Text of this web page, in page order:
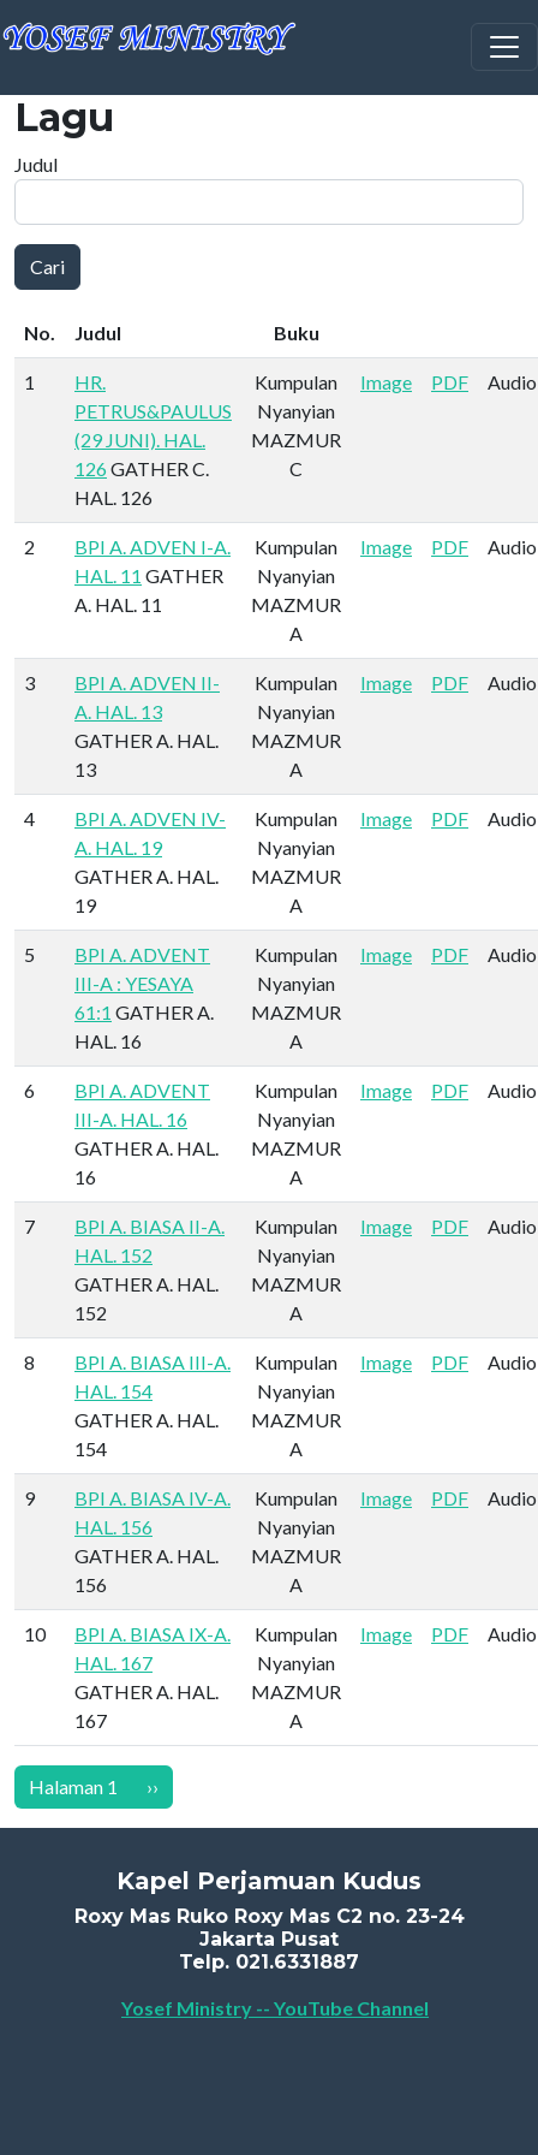
Lompat ke isi utama
Lagu
Judul
Cari
No. Judul Buku
1
HR.
PETRUS&PAULUS
(29 JUNI). HAL.
126GATHER C.
HAL. 126
Kumpulan
Nyanyian
MAZMUR
C
Image PDF Audio
2
BPI A. ADVEN I-A.
HAL. 11 GATHER
A. HAL. 11
Kumpulan
Nyanyian
MAZMUR
A
Image PDF Audio
3
BPI A. ADVEN II-
A. HAL. 13
GATHER A. HAL.
13
Kumpulan
Nyanyian
MAZMUR
A
Image PDF Audio
4
BPI A. ADVEN IV-
A. HAL. 19
GATHER A. HAL.
19
Kumpulan
Nyanyian
MAZMUR
A
Image PDF Audio
5
BPI A. ADVENT
III-A : YESAYA
61:1 GATHER A.
HAL. 16
Kumpulan
Nyanyian
MAZMUR
A
Image PDF Audio
6
BPI A. ADVENT
III-A. HAL. 16
GATHER A. HAL.
16
Kumpulan
Nyanyian
MAZMUR
A
Image PDF Audio
7
BPI A. BIASA II-A.
HAL. 152
GATHER A. HAL.
152
Kumpulan
Nyanyian
MAZMUR
A
Image PDF Audio
8
BPI A. BIASA III-A.
HAL. 154
GATHER A. HAL.
154
Kumpulan
Nyanyian
MAZMUR
A
Image PDF Audio
9
BPI A. BIASA IV-A.
HAL. 156
GATHER A. HAL.
156
Kumpulan
Nyanyian
MAZMUR
A
Image PDF Audio
10
BPI A. BIASA IX-A.
HAL. 167
GATHER A. HAL.
167
Kumpulan
Nyanyian
MAZMUR
A
Image PDF Audio
Pagination
Halaman 1 Halaman berikutnya
››
Kapel Perjamuan Kudus
Roxy Mas Ruko Roxy Mas C2 no. 23-24
Jakarta Pusat
Telp. 021.6331887
Yosef Ministry -- YouTube Channel